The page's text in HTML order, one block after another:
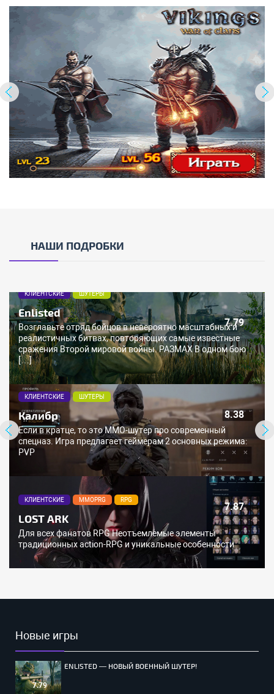
НАШИ ПОДРОБКИ
КЛИЕНТСКИЕ ШУТЕРЫ
Enlisted
Возглавьте отряд бойцов в невероятно масштабных и
реалистичных битвах, повторяющих самые известные
сражения Второй мировой войны. РАЗМАХ В одном бою
[…]
7.79
КЛИЕНТСКИЕ ШУТЕРЫ
Калибр
Если в кратце, то это ММО-шутер про современный
спецназ. Игра предлагает геймерам 2 основных режима:
PVP
8.38
КЛИЕНТСКИЕ MMOPRG RPG
LOST ARK
Для всех фанатов RPG Неотъемлемые элементы
традиционных action-RPG и уникальные особенности
7.87
Новые игры
7.79
ENLISTED — НОВЫЙ ВОЕННЫЙ ШУТЕР!